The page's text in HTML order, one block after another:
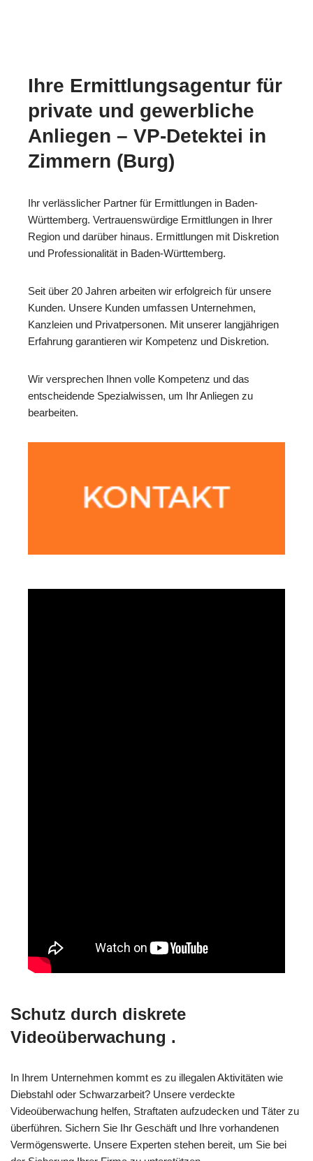
Ihre Ermittlungsagentur für
private und gewerbliche
Anliegen – VP-Detektei in
Zimmern (Burg)
Ihr verlässlicher Partner für Ermittlungen in Baden-
Württemberg. Vertrauenswürdige Ermittlungen in Ihrer
Region und darüber hinaus. Ermittlungen mit Diskretion
und Professionalität in Baden-Württemberg.
Seit über 20 Jahren arbeiten wir erfolgreich für unsere
Kunden. Unsere Kunden umfassen Unternehmen,
Kanzleien und Privatpersonen. Mit unserer langjährigen
Erfahrung garantieren wir Kompetenz und Diskretion.
Wir versprechen Ihnen volle Kompetenz und das
entscheidende Spezialwissen, um Ihr Anliegen zu
bearbeiten.
Schutz durch diskrete
Videoüberwachung .
In Ihrem Unternehmen kommt es zu illegalen Aktivitäten wie
Diebstahl oder Schwarzarbeit? Unsere verdeckte
Videoüberwachung helfen, Straftaten aufzudecken und Täter zu
überführen. Sichern Sie Ihr Geschäft und Ihre vorhandenen
Vermögenswerte. Unsere Experten stehen bereit, um Sie bei